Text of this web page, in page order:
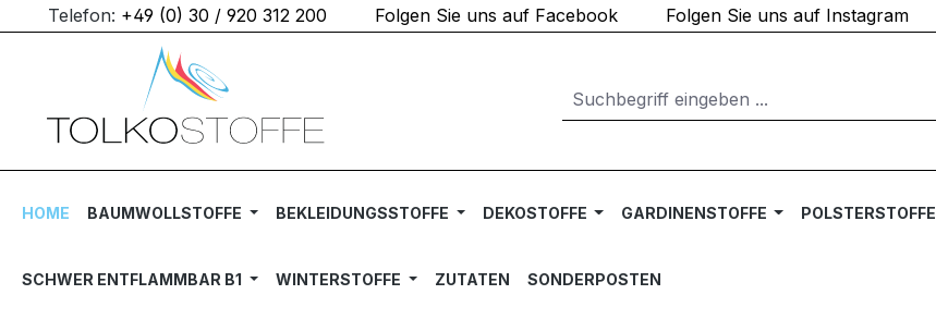
Hauptinhalt springen
Zur Suche springen
Zur Hauptnavigation springen
Telefon: +49 (0) 30 / 920 312 200 Folgen Sie uns auf Facebook Folgen Sie uns auf Instagram
HOME BAUMWOLLSTOFFE BEKLEIDUNGSSTOFFE DEKOSTOFFE GARDINENSTOFFE POLSTERSTOFFE
SCHWER ENTFLAMMBAR B1 WINTERSTOFFE ZUTATEN SONDERPOSTEN